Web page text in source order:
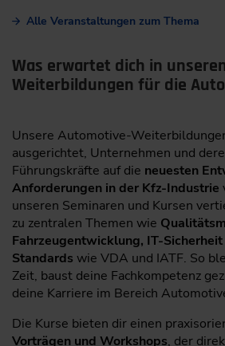
Alle Veranstaltungen zum Thema
Was erwartet dich in unseren
Weiterbildungen für die
Unsere Automotive-
ausgerichtet, Unternehmen und
Führungskräfte auf die neuesten
Anforderungen in der Kfz-Industrie
unseren Seminaren und Kursen
zu zentralen Themen wie
Fahrzeugentwicklung, IT-
Standards wie VDA und IATF. So
Zeit, baust deine Fachkompetenz
deine Karriere im Bereich
Die Kurse bieten dir einen
Vorträgen und Workshops, der